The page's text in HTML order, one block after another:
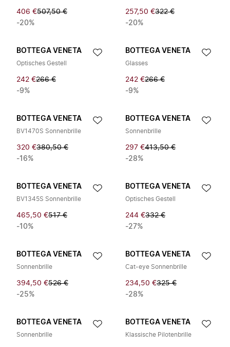
406 €507,50 €
-20%
257,50 €322 €
-20%
BOTTEGA VENETA
Optisches Gestell
242 €266 €
-9%
BOTTEGA VENETA
Glasses
242 €266 €
-9%
BOTTEGA VENETA
BV1470S Sonnenbrille
320 €380,50 €
-16%
BOTTEGA VENETA
Sonnenbrille
297 €413,50 €
-28%
BOTTEGA VENETA
BV1345S Sonnenbrille
465,50 €517 €
-10%
BOTTEGA VENETA
Optisches Gestell
244 €332 €
-27%
BOTTEGA VENETA
Sonnenbrille
394,50 €526 €
-25%
BOTTEGA VENETA
Cat-eye Sonnenbrille
234,50 €325 €
-28%
BOTTEGA VENETA
Sonnenbrille
BOTTEGA VENETA
Klassische Pilotenbrille